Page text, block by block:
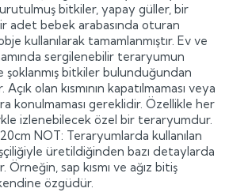
bitkiler, yapay güller, bir
adet bebek arabasında oturan
kullanılarak tamamlanmıştır. Ev ve
sergilenebilir teraryumun
bitkiler bulunduğundan
olan kısmının kapatılmaması veya
konulmaması gereklidir. Özellikle her
izlenebilecek özel bir teraryumdur.
NOT: Teraryumlarda kullanılan
üretildiğinden bazı detaylarda
Örneğin, sap kısmı ve ağız bitiş
özgüdür.